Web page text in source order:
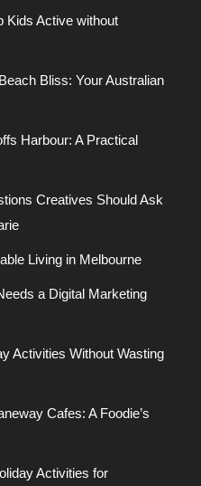
Kids Active without
Bliss: Your Australian
Harbour: A Practical
Creatives Should Ask
Living in Melbourne
a Digital Marketing
Activities Without Wasting
Cafes: A Foodie’s
Activities for